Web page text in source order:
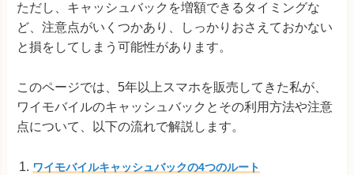
ただし、キャッシュバックを増額できるタイミングな
ど、注意点がいくつかあり、しっかりおさえておかない
と損をしてしまう可能性があります。
このページでは、5年以上スマホを販売してきた私が、
ワイモバイルのキャッシュバックとその利用方法や注意
点について、以下の流れで解説します。
ワイモバイルキャッシュバックの4つのルート